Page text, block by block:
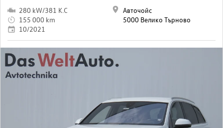
280 kW/381 K.C
155 000 km
10/2021
Авточойс
5000 Велико Търново